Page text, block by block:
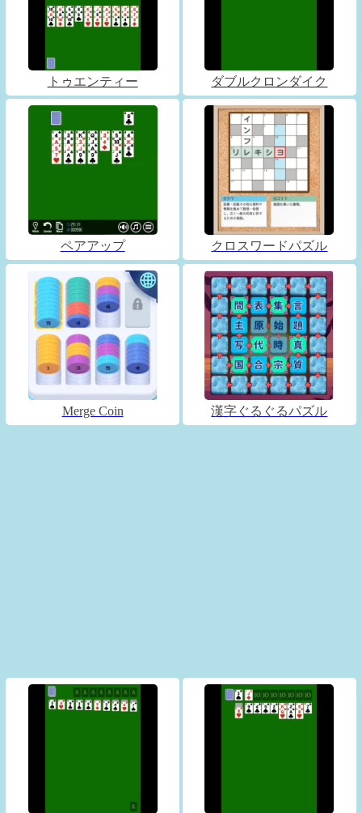
トゥエンティー ダブルクロンダイク
ペアアップ クロスワードパズル
Merge Coin 漢字ぐるぐるパズル